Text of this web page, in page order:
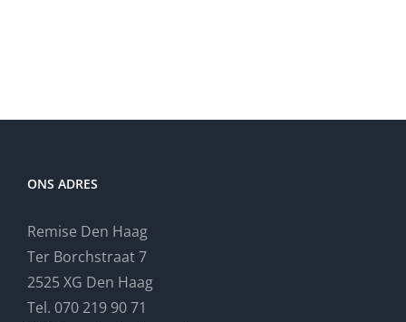
ONS ADRES
Remise Den Haag
Ter Borchstraat 7
2525 XG Den Haag
Tel. 070 219 90 71